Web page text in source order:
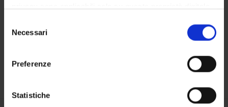
modificare o revocare il proprio consenso in qualsiasi
momento dalla Dichiarazione sui cookie o facendo clic
raccogliere informazioni sulla tua posizione
delNecessari
Preferenze
Statistiche
People